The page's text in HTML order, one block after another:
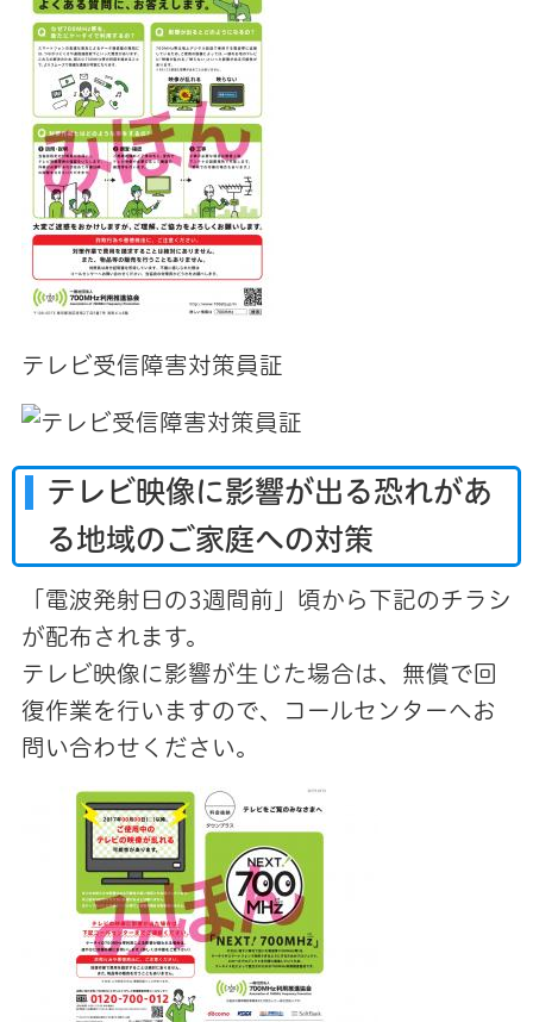
テレビ受信障害対策員証
テレビ映像に影響が出る恐れがあ
る地域のご家庭への対策
「電波発射日の3週間前」頃から下記のチラシ
が配布されます。
テレビ映像に影響が生じた場合は、無償で回
復作業を行いますので、コールセンターへお
問い合わせください。